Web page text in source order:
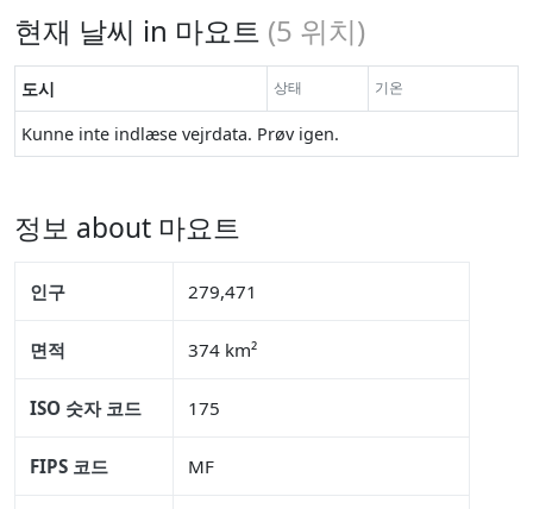
현재 날씨 in 마요트 (5 위치)
도시 상태 기온
Kunne inte indlæse vejrdata. Prøv igen.
정보 about 마요트
인구 279,471
면적 374 km²
ISO 숫자 코드 175
FIPS 코드 MF